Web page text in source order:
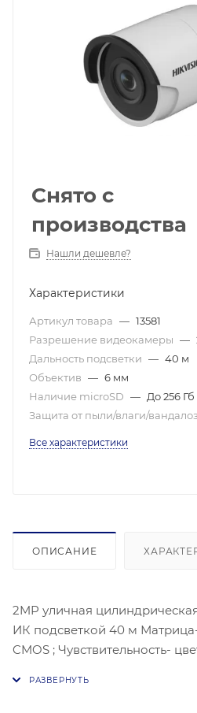
Снято с
производства
Нашли дешевле?
Характеристики
Артикул товара — 13581
Разрешение видеокамеры —
Дальность подсветки — 40 м
Объектив — 6 мм
Наличие microSD — До 256 Гб
Защита от пыли/влаги/
Все характеристики
ОПИСАНИЕ
2MP уличная
ИК подсветкой 40 м
CMOS ; Чувствительность-